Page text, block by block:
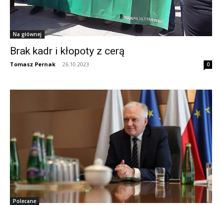
Na głównej
Brak kadr i kłopoty z cerą
Tomasz Pernak - 26.10.2023 0
Polecane